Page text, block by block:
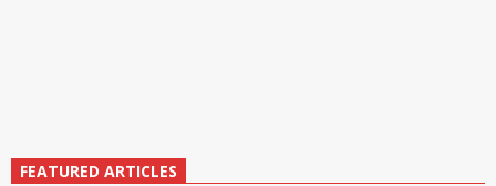
FEATURED ARTICLES